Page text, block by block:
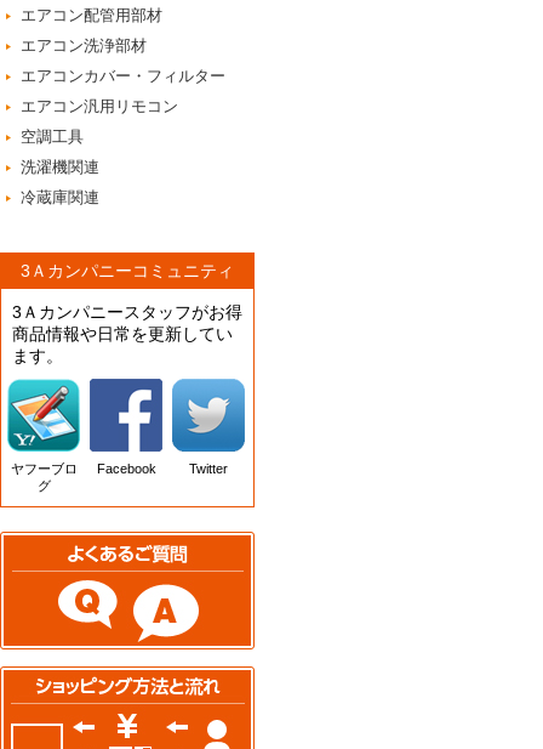
エアコン配管用部材
エアコン洗浄部材
エアコンカバー・フィルター
エアコン汎用リモコン
空調工具
洗濯機関連
冷蔵庫関連
3Ａカンパニーコミュニティ
3Ａカンパニースタッフがお得
商品情報や日常を更新してい
ます。
ヤフーブロ
グ
Facebook Twitter